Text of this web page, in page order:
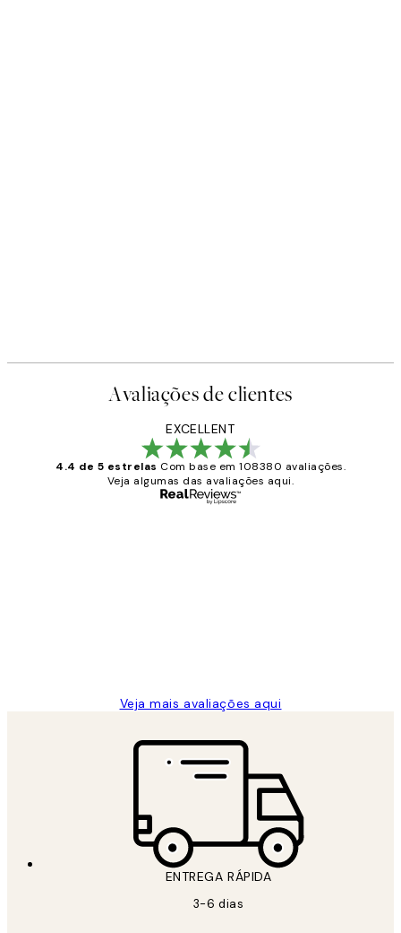
Avaliações de clientes
EXCELLENT
4.4 de 5 estrelas Com base em 108380 avaliações.
Veja algumas das avaliações aqui.
Veja mais avaliações aqui
ENTREGA RÁPIDA
3-6 dias